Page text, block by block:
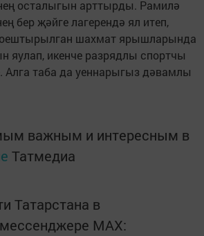
осталыгын арттырды. Рамилә
бер җәйге лагерендә ял итеп,
оештырылган шахмат ярышларында
яулап, икенче разрядлы спортчы
Алга таба да уеннарыгыз дәвамлы
важным и интересным в
Татмедиа
Татарстана в
MАХ: